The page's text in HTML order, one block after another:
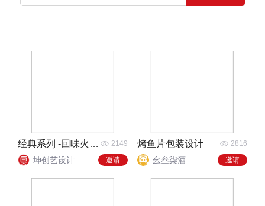
经典系列 -回味火锅包装设计 2149
坤创艺设计 邀请
烤鱼片包装设计 2816
幺叁柒酒 邀请